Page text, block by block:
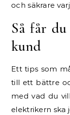
och säkrare
Så får
kund
Ett tips som
till ett bättre
med vad du
elektrikern ska